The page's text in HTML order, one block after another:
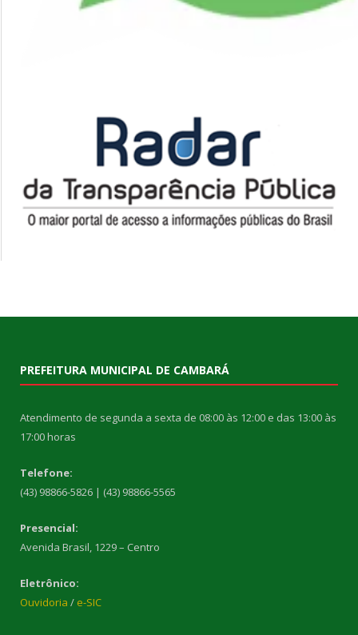
PREFEITURA MUNICIPAL DE CAMBARÁ
Atendimento de segunda a sexta de 08:00 às 12:00 e das 13:00 às
17:00 horas
Telefone:
(43) 98866-5826 | (43) 98866-5565
Presencial:
Avenida Brasil, 1229 – Centro
Eletrônico:
Ouvidoria / e-SIC